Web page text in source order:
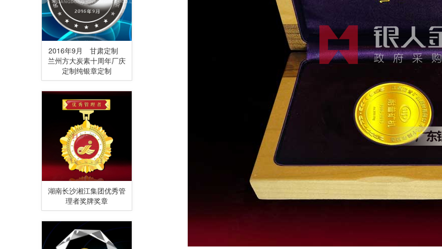
2016年9月 甘肃定制
兰州方大炭素十周年厂庆
定制纯银章定制
湖南长沙湘江集团优秀管
理者奖牌奖章